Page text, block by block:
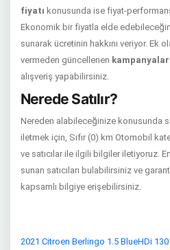
fiyatı konusunda ise fiyat-
Ekonomik bir fiyatla elde
sunarak ücretinin hakkını veriyor. Ek
vermeden güncellenen kampanyalar
alışveriş yapabilirsiniz.
Nerede Satılır?
Nereden alabileceğinize konusunda
iletmek için, Sıfır (0) km Otomobil
ve satıcılar ile ilgili bilgiler iletiyoruz.
sunan satıcıları bulabilirsiniz ve
kapsamlı bilgiye erişebilirsiniz.
2021 Citroen Berlingo 1.5 BlueHDi